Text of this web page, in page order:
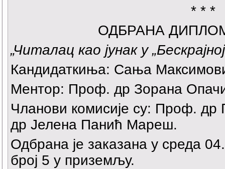
* * *
ОДБРАНА
„Читалац као јунак у
Кандидаткиња: Сања
Ментор: Проф. др Зорана
Чланови комисије су: Проф.
др Јелена Панић Мареш.
Одбрана је заказана у среда
број 5 у приземљу.